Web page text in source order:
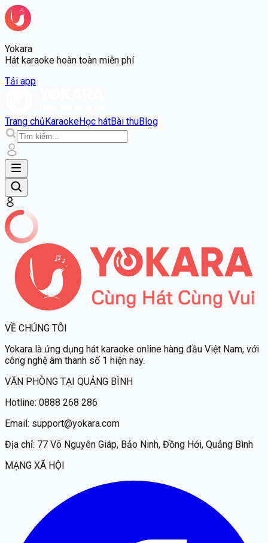
Yokara
Hát karaoke hoàn toàn miễn phí
Tải app
Trang chủKaraokeHọc hátBài thuBlog
VỀ CHÚNG TÔI
Yokara là ứng dụng hát karaoke online hàng đầu Việt Nam, với
công nghệ âm thanh số 1 hiện nay.
VĂN PHÒNG TẠI QUẢNG BÌNH
Hotline: 0888 268 286
Email: support@yokara.com
Địa chỉ: 77 Võ Nguyên Giáp, Bảo Ninh, Đồng Hới, Quảng Bình
MẠNG XÃ HỘI